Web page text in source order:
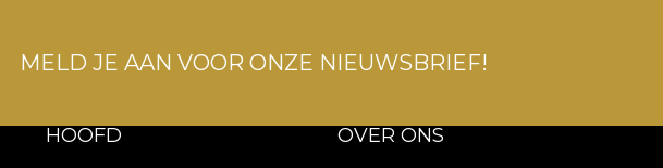
MELD JE AAN VOOR ONZE NIEUWSBRIEF!
HOOFD OVER ONS